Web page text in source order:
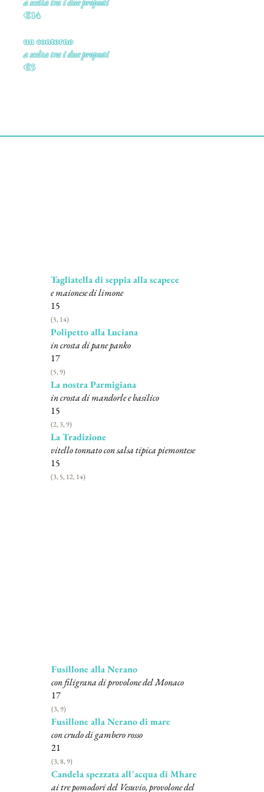
€14
un contorno
a scelta tra i due proposti
€5
Tagliatella di seppia alla scapece
e maionese di limone
15
(5, 14)
Polipetto alla Luciana
in crosta di pane panko
17
(5, 9)
La nostra Parmigiana
in crosta di mandorle e basilico
15
(2, 3, 9)
La Tradizione
vitello tonnato con salsa tipica piemontese
15
(3, 5, 12, 14)
Fusillone alla Nerano
con filigrana di provolone del Monaco
17
(3, 9)
Fusillone alla Nerano di mare
con crudo di gambero rosso
21
(3, 8, 9)
Candela spezzata all'acqua di Mhare
ai tre pomodori del Vesuvio, provolone del